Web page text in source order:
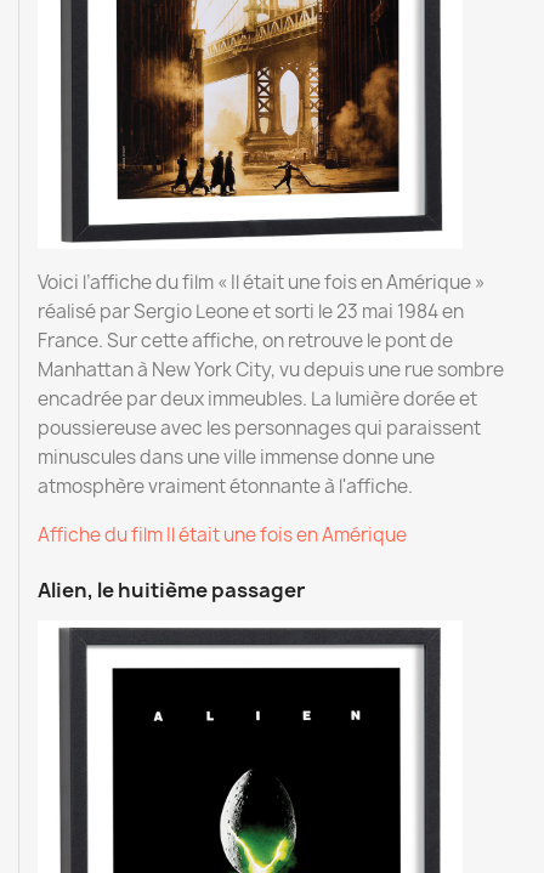
Voici l’affiche du film « Il était une fois en Amérique »
réalisé par Sergio Leone et sorti le 23 mai 1984 en
France. Sur cette affiche, on retrouve le pont de
Manhattan à New York City, vu depuis une rue sombre
encadrée par deux immeubles. La lumière dorée et
poussiereuse avec les personnages qui paraissent
minuscules dans une ville immense donne une
atmosphère vraiment étonnante à l'affiche.
Affiche du film Il était une fois en Amérique
Alien, le huitième passager